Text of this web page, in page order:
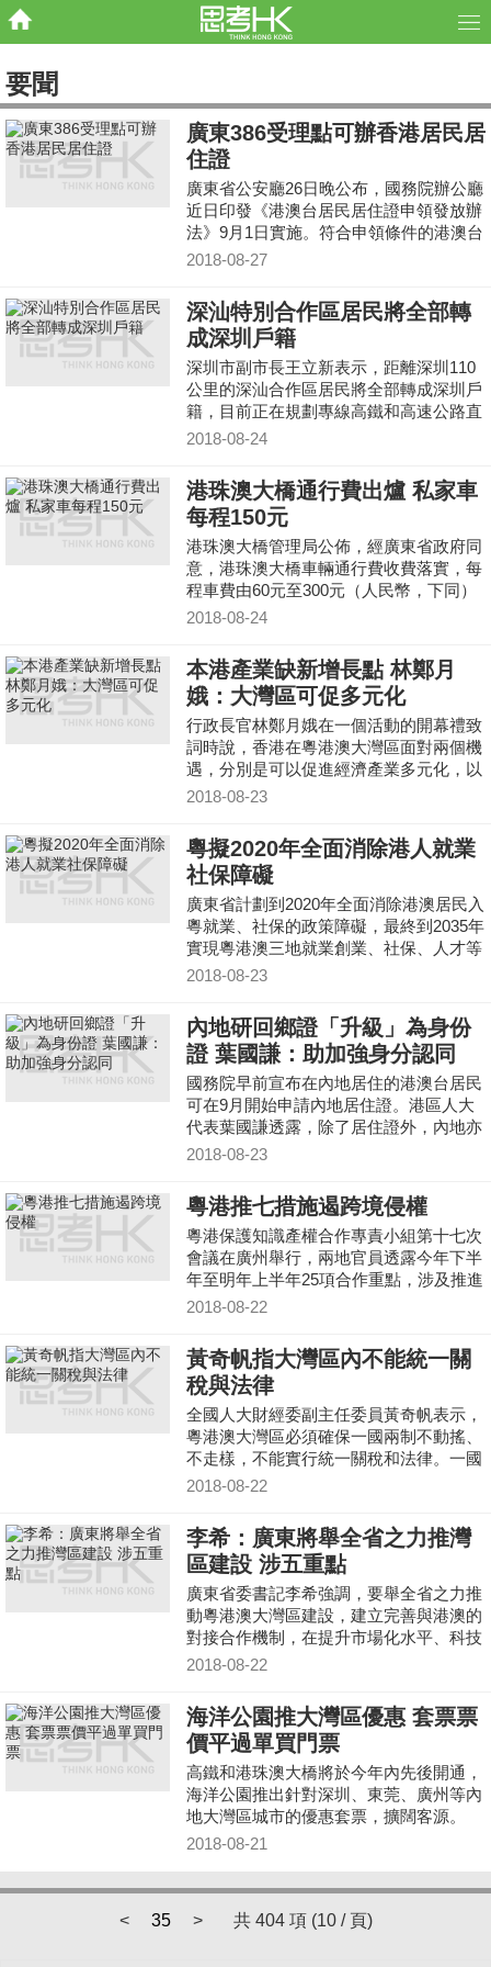
要聞
廣東386受理點可辦香港居民居
住證
廣東省公安廳26日晚公布，國務院辦公廳
近日印發《港澳台居民居住證申領發放辦
法》9月1日實施。符合申領條件的港澳台
同胞，可攜帶有效證件和相關材料，就近
理，20個工作日即可領取證件。
2018-08-27
深汕特別合作區居民將全部轉
成深圳戶籍
深圳市副市長王立新表示，距離深圳110
公里的深汕合作區居民將全部轉成深圳戶
籍，目前正在規劃專線高鐵和高速公路直
通該處。
2018-08-24
港珠澳大橋通行費出爐 私家車
每程150元
港珠澳大橋管理局公佈，經廣東省政府同
意，港珠澳大橋車輛通行費收費落實，每
程車費由60元至300元（人民幣，下同）
不等。
2018-08-24
本港產業缺新增長點 林鄭月
娥：大灣區可促多元化
行政長官林鄭月娥在一個活動的開幕禮致
詞時說，香港在粵港澳大灣區面對兩個機
遇，分別是可以促進經濟產業多元化，以
及促進社會發展，強調港府會在推進粵港
業落戶大灣區，及爭取更多措施便利港人
到內地工作及居住。
2018-08-23
粵擬2020年全面消除港人就業
社保障礙
廣東省計劃到2020年全面消除港澳居民入
粵就業、社保的政策障礙，最終到2035年
實現粵港澳三地就業創業、社保、人才等
資源高度自由流動。
2018-08-23
內地研回鄉證「升級」為身份
證 葉國謙：助加強身分認同
國務院早前宣布在內地居住的港澳台居民
可在9月開始申請內地居住證。港區人大
代表葉國謙透露，除了居住證外，內地亦
正研究將回鄉證「升級」為國內身份證，
2018-08-23
粵港推七措施遏跨境侵權
粵港保護知識產權合作專責小組第十七次
會議在廣州舉行，兩地官員透露今年下半
年至明年上半年25項合作重點，涉及推進
商標品牌國際級建設、加強粵港知識產權
作等7個方面。
2018-08-22
黃奇帆指大灣區內不能統一關
稅與法律
全國人大財經委副主任委員黃奇帆表示，
粵港澳大灣區必須確保一國兩制不動搖、
不走樣，不能實行統一關稅和法律。一國
兩制背景下實行三稅區、三法律管轄區、
特色所在。
2018-08-22
李希：廣東將舉全省之力推灣
區建設 涉五重點
廣東省委書記李希強調，要舉全省之力推
動粵港澳大灣區建設，建立完善與港澳的
對接合作機制，在提升市場化水平、科技
創新合作、擴大對外開放等五大重點領域
2018-08-22
海洋公園推大灣區優惠 套票票
價平過單買門票
高鐵和港珠澳大橋將於今年內先後開通，
海洋公園推出針對深圳、東莞、廣州等內
地大灣區城市的優惠套票，擴闊客源。
2018-08-21
< 35 > 共 404 項 (10 / 頁)